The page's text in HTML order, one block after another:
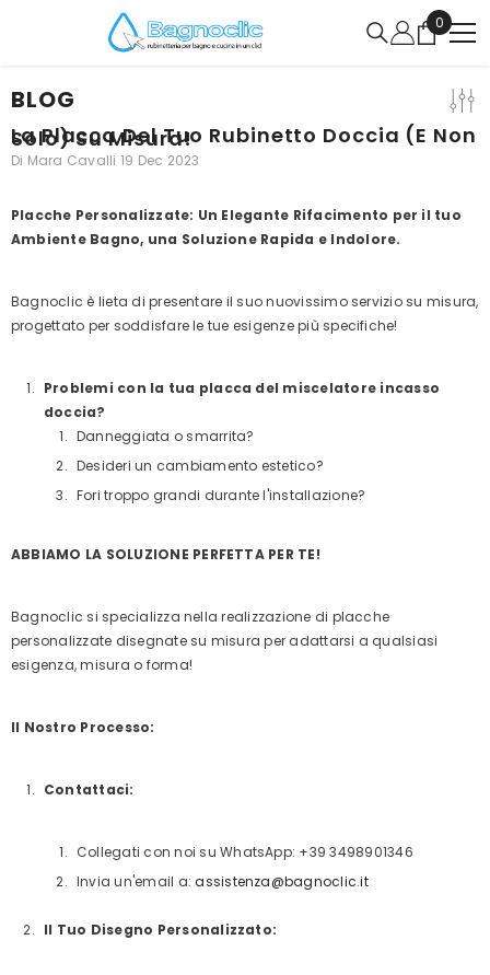
0
0
articoli
BLOG
La Placca Del Tuo Rubinetto Doccia (e Non
Solo) Su Misura!
Di Mara Cavalli 19 Dec 2023
Placche Personalizzate: Un Elegante Rifacimento per il tuo
Ambiente Bagno, una Soluzione Rapida e Indolore.
Bagnoclic è lieta di presentare il suo nuovissimo servizio su misura,
progettato per soddisfare le tue esigenze più specifiche!
Problemi con la tua placca del miscelatore incasso
doccia?
Danneggiata o smarrita?
Desideri un cambiamento estetico?
Fori troppo grandi durante l'installazione?
ABBIAMO LA SOLUZIONE PERFETTA PER TE!
Bagnoclic si specializza nella realizzazione di placche
personalizzate disegnate su misura per adattarsi a qualsiasi
esigenza, misura o forma!
Il Nostro Processo:
Contattaci:
Collegati con noi su WhatsApp: +39 3498901346
Invia un'email a:assistenza@bagnoclic.it
Il Tuo Disegno Personalizzato: